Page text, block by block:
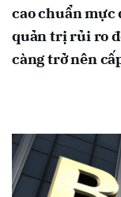
cao chuẩn
quản trị rủi ro
càng trở nên